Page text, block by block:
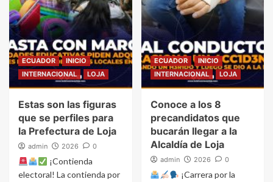
ECUADOR
INICIO
INTERNACIONAL
LOJA
Estas son las figuras
que se perfiles para
la Prefectura de Loja
admin 2026 0
¡Contienda
electoral! La contienda por
ECUADOR
INICIO
INTERNACIONAL
LOJA
Conoce a los 8
precandidatos que
bucarán llegar a la
Alcaldía de Loja
admin 2026 0
¡Carrera por la